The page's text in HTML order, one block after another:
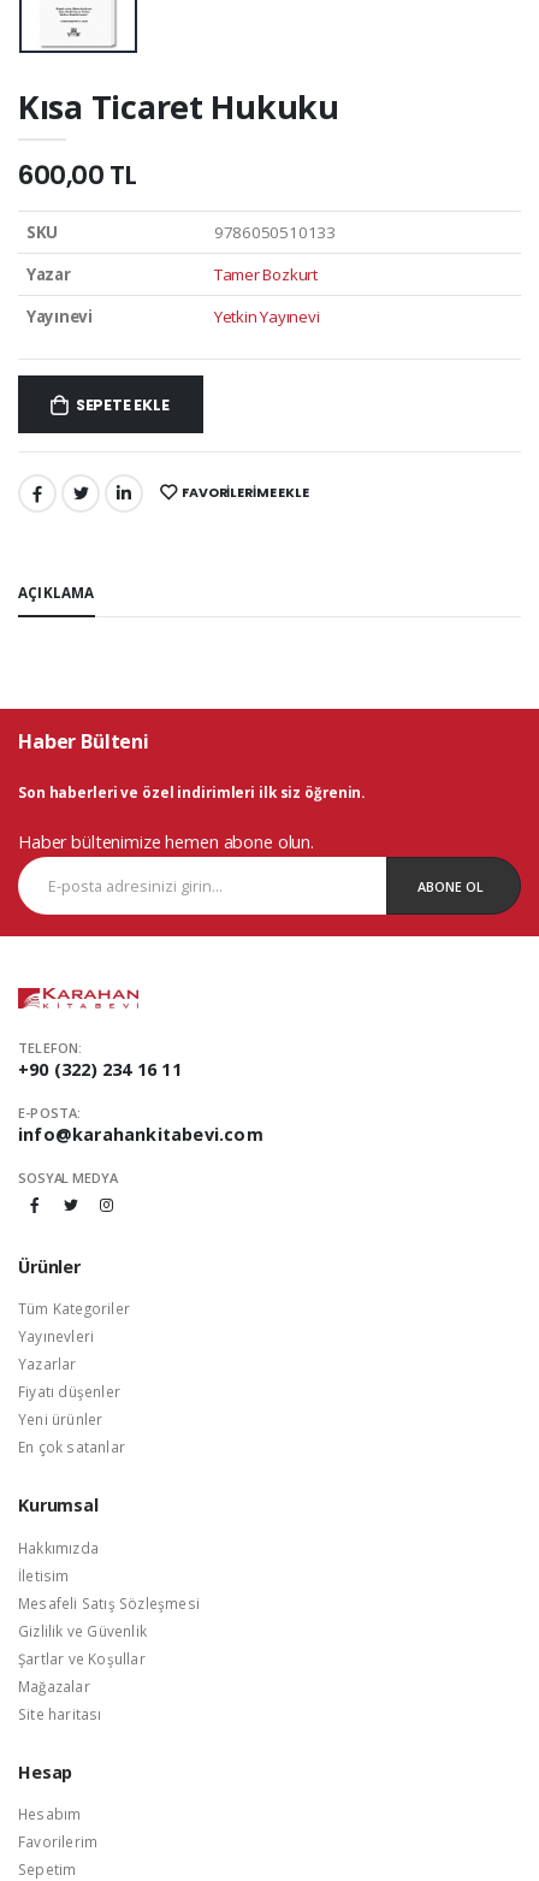
Kısa Ticaret Hukuku
600,00 TL
SKU
9786050510133
Yazar
Tamer Bozkurt
Yayınevi
Yetkin Yayınevi
SEPETE EKLE
PAYLAŞ: FAVORILERIME EKLE
AÇIKLAMA
Haber Bülteni
Son haberleri ve özel indirimleri ilk siz öğrenin.
Haber bültenimize hemen abone olun.
ABONE OL
TELEFON:
+90 (322) 234 16 11
E-POSTA:
info@karahankitabevi.com
SOSYAL MEDYA
Ürünler
Tüm Kategoriler
Yayınevleri
Yazarlar
Fiyatı düşenler
Yeni ürünler
En çok satanlar
Kurumsal
Hakkımızda
İletisim
Mesafeli Satış Sözleşmesi
Gizlilik ve Güvenlik
Şartlar ve Koşullar
Mağazalar
Site haritası
Hesap
Hesabım
Favorilerim
Sepetim